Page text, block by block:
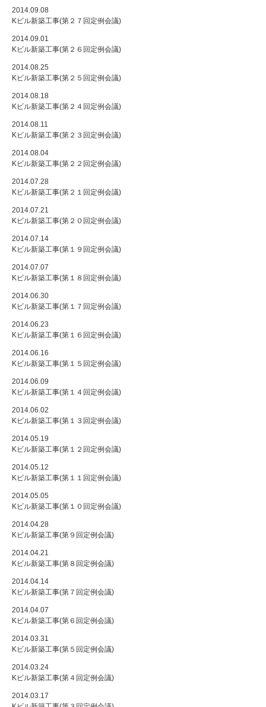
2014.09.08
Kビル新築工事(第２７回定例会議)
2014.09.01
Kビル新築工事(第２６回定例会議)
2014.08.25
Kビル新築工事(第２５回定例会議)
2014.08.18
Kビル新築工事(第２４回定例会議)
2014.08.11
Kビル新築工事(第２３回定例会議)
2014.08.04
Kビル新築工事(第２２回定例会議)
2014.07.28
Kビル新築工事(第２１回定例会議)
2014.07.21
Kビル新築工事(第２０回定例会議)
2014.07.14
Kビル新築工事(第１９回定例会議)
2014.07.07
Kビル新築工事(第１８回定例会議)
2014.06.30
Kビル新築工事(第１７回定例会議)
2014.06.23
Kビル新築工事(第１６回定例会議)
2014.06.16
Kビル新築工事(第１５回定例会議)
2014.06.09
Kビル新築工事(第１４回定例会議)
2014.06.02
Kビル新築工事(第１３回定例会議)
2014.05.19
Kビル新築工事(第１２回定例会議)
2014.05.12
Kビル新築工事(第１１回定例会議)
2014.05.05
Kビル新築工事(第１０回定例会議)
2014.04.28
Kビル新築工事(第９回定例会議)
2014.04.21
Kビル新築工事(第８回定例会議)
2014.04.14
Kビル新築工事(第７回定例会議)
2014.04.07
Kビル新築工事(第６回定例会議)
2014.03.31
Kビル新築工事(第５回定例会議)
2014.03.24
Kビル新築工事(第４回定例会議)
2014.03.17